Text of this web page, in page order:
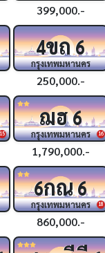
399,000.-
4ขถ6
กรุงเทพมหานคร
250,000.-
15 16
ฌฮ6
กรุงเทพมหานคร
1,790,000.-
18
6กณ6
กรุงเทพมหานคร
860,000.-